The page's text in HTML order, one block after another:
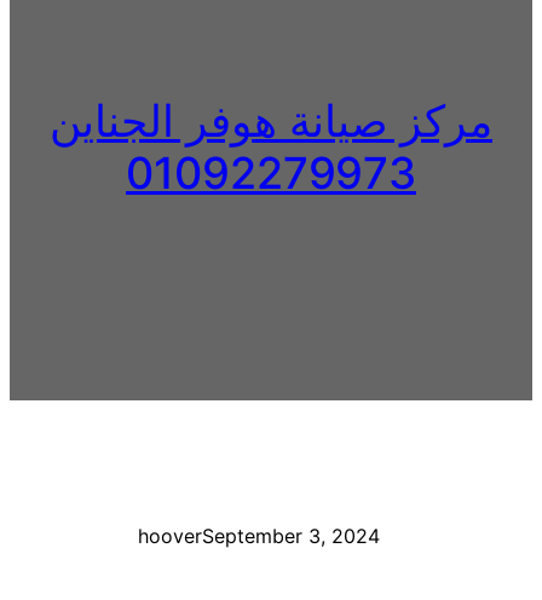
مركز صيانة هوفر الجناين
01092279973
hooverSeptember 3, 2024